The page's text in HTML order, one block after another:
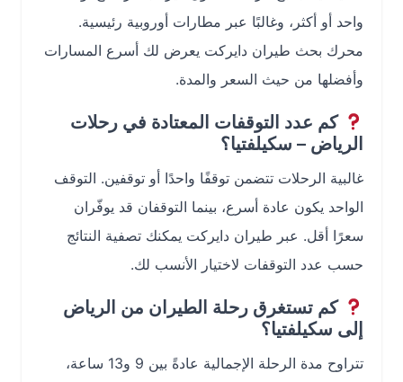
واحد أو أكثر، وغالبًا عبر مطارات أوروبية رئيسية.
محرك بحث طيران دايركت يعرض لك أسرع المسارات
وأفضلها من حيث السعر والمدة.
كم عدد التوقفات المعتادة في رحلات
الرياض – سكيلفتيا؟
غالبية الرحلات تتضمن توقفًا واحدًا أو توقفين. التوقف
الواحد يكون عادة أسرع، بينما التوقفان قد يوفّران
سعرًا أقل. عبر طيران دايركت يمكنك تصفية النتائج
حسب عدد التوقفات لاختيار الأنسب لك.
كم تستغرق رحلة الطيران من الرياض
إلى سكيلفتيا؟
تتراوح مدة الرحلة الإجمالية عادةً بين 9 و13 ساعة،